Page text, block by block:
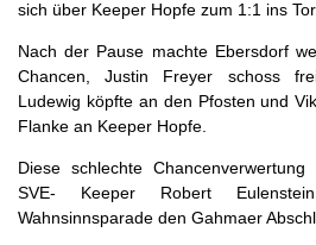
sich über Keeper Hopfe zum 1:1 ins Tor.
Nach der Pause machte Ebersdorf
Chancen, Justin Freyer schoss
Ludewig köpfte an den Pfosten und
Flanke an Keeper Hopfe.
Diese schlechte
SVE- Keeper Robert
Wahnsinnsparade den Gahmaer